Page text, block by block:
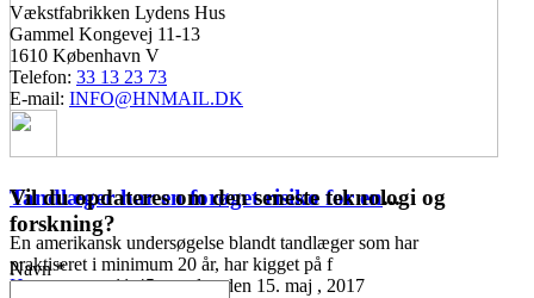
Tandlæger har en forøget risiko for en...
En amerikansk undersøgelse blandt tandlæger som har
praktiseret i minimum 20 år, har kigget på f
Høreomsorg 11:45 mandag den 15. maj , 2017
Vækstfabrikken Lydens Hus
Gammel Kongevej 11-13
1610 København V
Telefon: 33 13 23 73
E-mail: INFO@HNMAIL.DK
Vil du opdateres om den seneste teknologi og
forskning?
Navn *